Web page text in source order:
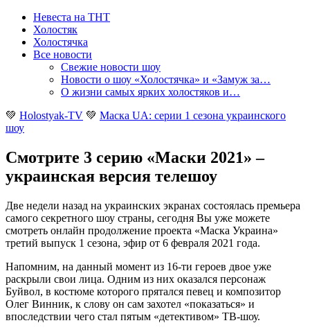
Невеста на ТНТ
Холостяк
Холостячка
Все новости
Свежие новости шоу
Новости о шоу «Холостячка» и «Замуж за…
О жизни самых ярких холостяков и…
💚 Holostyak-TV 💚 Маска UA: серии 1 сезона украинского
шоу
Смотрите 3 серию «Маски 2021» –
украинская версия телешоу
Две недели назад на украинских экранах состоялась премьера
самого секретного шоу страны, сегодня Вы уже можете
смотреть онлайн продолжение проекта «Маска Украина»
третий выпуск 1 сезона, эфир от 6 февраля 2021 года.
Напомним, на данный момент из 16-ти героев двое уже
раскрыли свои лица. Одним из них оказался персонаж
Буйвол, в костюме которого прятался певец и композитор
Олег Винник, к слову он сам захотел «показаться» и
впоследствии чего стал пятым «детективом» ТВ-шоу.